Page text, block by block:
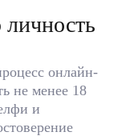
онлайн-
не менее 18
и